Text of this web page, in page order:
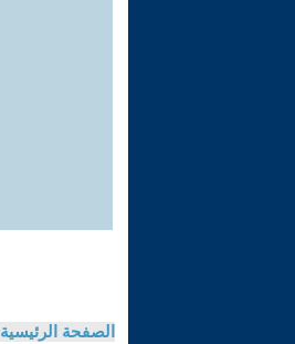
الصفحة الرئيسية